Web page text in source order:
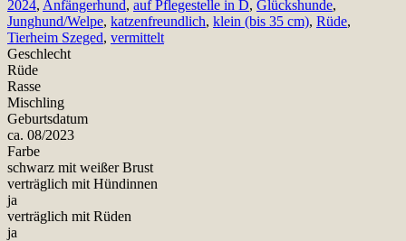
2024, Anfängerhund, auf Pflegestelle in D, Glückshunde,
Junghund/Welpe, katzenfreundlich, klein (bis 35 cm), Rüde,
Tierheim Szeged, vermittelt
Geschlecht
Rüde
Rasse
Mischling
Geburtsdatum
ca. 08/2023
Farbe
schwarz mit weißer Brust
verträglich mit Hündinnen
ja
verträglich mit Rüden
ja